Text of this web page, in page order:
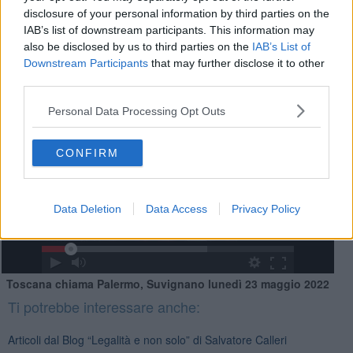
disclosure of your personal information by third parties on the
IAB’s list of downstream participants. This information may
also be disclosed by us to third parties on the IAB’s List of
Downstream Participants that may further disclose it to other
Personal Data Processing Opt Outs
CONFIRM
Data Deletion Data Access Privacy Policy
Toscana chiama Palermo, Suvignano lunedì 23 maggio 2022
Ti potrebbe interessare anche:
Articoli dal Blog “Legalità e non solo” di Salvatore Calleri